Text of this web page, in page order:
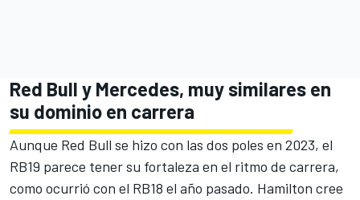
Red Bull y Mercedes, muy similares en
su dominio en carrera
Aunque Red Bull se hizo con las dos poles en 2023, el
RB19 parece tener su fortaleza en el ritmo de carrera,
como ocurrió con el RB18 el año pasado. Hamilton cree